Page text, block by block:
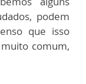
podem
que isso
comum,